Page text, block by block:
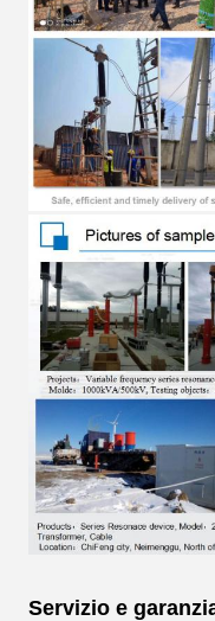
Servizio e